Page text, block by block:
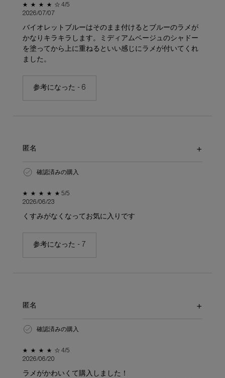
5星中4。 4/5
2026/07/07
バイオレットブルーはそのまま付けるとブルーのラメが
かなりキラキラします。ミディアムベージュのシャドー
を塗ってから上に重ねるといい感じにラメが付いてくれ
ました。
参考になった - 6
匿名
確認済みの購入
5星中5。 5/5
2026/06/23
くすみがなくなってお気に入りです
参考になった - 7
匿名
確認済みの購入
5星中4。 4/5
2026/06/20
ラメがかわいくて購入しました！